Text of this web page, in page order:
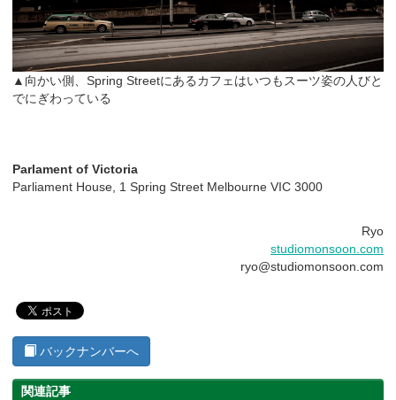
▲向かい側、Spring Streetにあるカフェはいつもスーツ姿の人びと
でにぎわっている
Parlament of Victoria
Parliament House, 1 Spring Street Melbourne VIC 3000
Ryo
studiomonsoon.com
ryo@studiomonsoon.com
バックナンバーへ
関連記事